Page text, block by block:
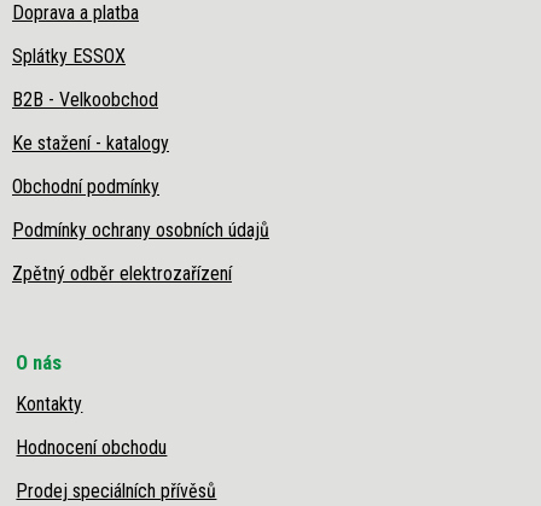
Doprava a platba
Splátky ESSOX
B2B - Velkoobchod
Ke stažení - katalogy
Obchodní podmínky
Podmínky ochrany osobních údajů
Zpětný odběr elektrozařízení
O nás
Kontakty
Hodnocení obchodu
Prodej speciálních přívěsů